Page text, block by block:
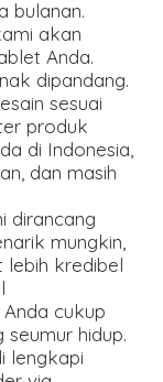
bulanan.
akan
Anda.
dipandang.
sesuai
produk
di Indonesia,
dan masih
dirancang
mungkin,
lebih kredibel
cukup
seumur hidup.
lengkapi